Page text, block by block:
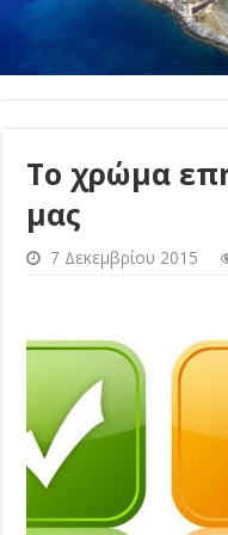
Το χρώμα
μας
7 Δεκεμβρίου 2015